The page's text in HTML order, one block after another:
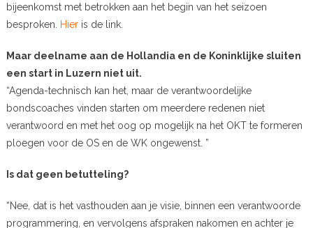
bijeenkomst met betrokken aan het begin van het seizoen
besproken. Hieris de link.
Maar deelname aan de Hollandia en de Koninklijke sluiten
een start in Luzern niet uit.
“Agenda-technisch kan het, maar de verantwoordelijke
bondscoaches vinden starten om meerdere redenen niet
verantwoord en met het oog op mogelijk na het OKT te formeren
ploegen voor de OS en de WK ongewenst. ”
Is dat geen betutteling?
“Nee, dat is het vasthouden aan je visie, binnen een verantwoorde
programmering, en vervolgens afspraken nakomen en achter je